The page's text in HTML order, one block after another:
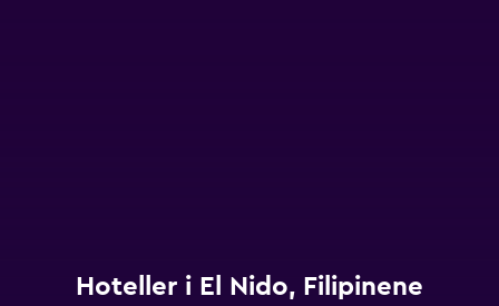
Hoteller i El Nido, Filipinene